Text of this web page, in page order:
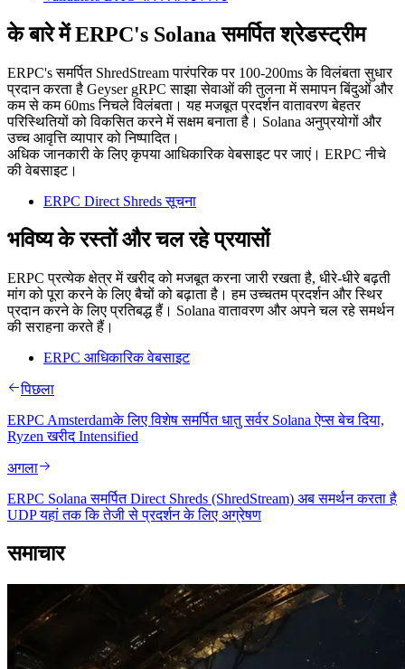
के बारे में ERPC's Solana समर्पित श्रेडस्ट्रीम
ERPC's समर्पित ShredStream पारंपरिक पर 100-200ms के विलंबता सुधार
प्रदान करता है Geyser gRPC साझा सेवाओं की तुलना में समापन बिंदुओं और
कम से कम 60ms निचले विलंबता। यह मजबूत प्रदर्शन वातावरण बेहतर
परिस्थितियों को विकसित करने में सक्षम बनाता है। Solana अनुप्रयोगों और
उच्च आवृत्ति व्यापार को निष्पादित।
अधिक जानकारी के लिए कृपया आधिकारिक वेबसाइट पर जाएं। ERPC नीचे
की वेबसाइट।
ERPC Direct Shreds सूचना
भविष्य के रस्तों और चल रहे प्रयासों
ERPC प्रत्येक क्षेत्र में खरीद को मजबूत करना जारी रखता है, धीरे-धीरे बढ़ती
मांग को पूरा करने के लिए बैचों को बढ़ाता है। हम उच्चतम प्रदर्शन और स्थिर
प्रदान करने के लिए प्रतिबद्ध हैं। Solana वातावरण और अपने चल रहे समर्थन
की सराहना करते हैं।
ERPC आधिकारिक वेबसाइट
पिछला
ERPC Amsterdamके लिए विशेष समर्पित धातु सर्वर Solana ऐप्स बेच दिया,
Ryzen खरीद Intensified
अगला
ERPC Solana समर्पित Direct Shreds (ShredStream) अब समर्थन करता है
UDP यहां तक कि तेजी से प्रदर्शन के लिए अग्रेषण
समाचार